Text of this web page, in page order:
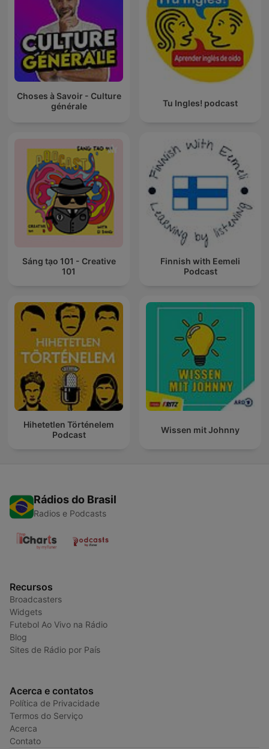
Choses à Savoir - Culture
générale
Tu Ingles! podcast
Sáng tạo 101 - Creative
101
Finnish with Eemeli
Podcast
Hihetetlen Történelem
Podcast
Wissen mit Johnny
Rádios do Brasil
Radios e Podcasts
Recursos
Broadcasters
Widgets
Futebol Ao Vivo na Rádio
Blog
Sites de Rádio por País
Acerca e contatos
Política de Privacidade
Termos do Serviço
Acerca
Contato